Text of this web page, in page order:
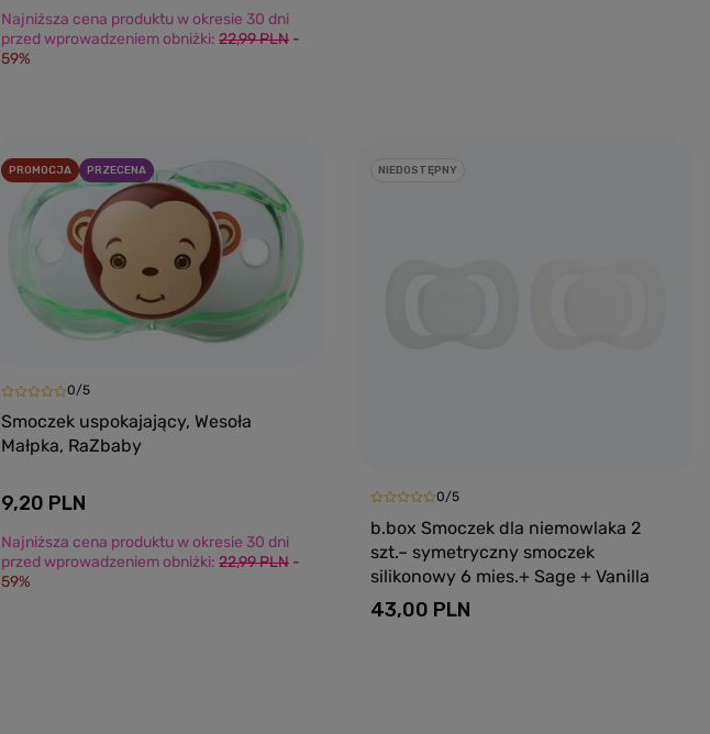
Najniższa cena produktu w okresie 30 dni
przed wprowadzeniem obniżki: 22,99 PLN -
59%
PROMOCJA PRZECENA
0/5
Smoczek uspokajający, Wesoła
Małpka, RaZbaby
9,20 PLN
Najniższa cena produktu w okresie 30 dni
przed wprowadzeniem obniżki: 22,99 PLN -
59%
NIEDOSTĘPNY
0/5
b.box Smoczek dla niemowlaka 2
szt.– symetryczny smoczek
silikonowy 6 mies.+ Sage + Vanilla
43,00 PLN